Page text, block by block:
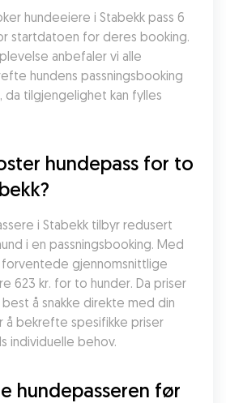
hundeeiere i Stabekk pass 6
startdatoen for deres booking.
anbefaler vi alle
hundens passningsbooking
da tilgjengelighet kan fylles
hundepass for to
i Stabekk tilbyr redusert
i en passningsbooking. Med
gjennomsnittlige
623 kr. for to hunder. Da priser
å snakke direkte med din
å bekrefte spesifikke priser
individuelle behov.
hundepasseren før